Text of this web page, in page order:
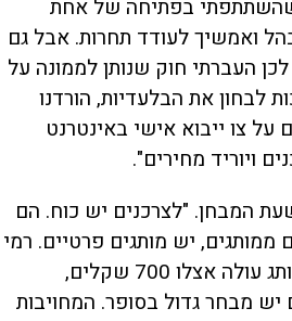
שהשתתפתי בפתיחה של אחת
ואמשיך לעודד תחרות. אבל גם
העברתי חוק שנותן לממונה על
לבחון את הבלעדיות, הורדנו
על צו ייבוא אישי באינטרנט
ויוריד מחירים".
המבחן. "לצרכנים יש כוח. הם
ממותגים, יש מותגים פרטיים. רמי
לוי סיפר לי שהסל הממותג עולה אצלו 700 שקלים,
- 470. היום יש מבחר גדול בסופר. המחויבות